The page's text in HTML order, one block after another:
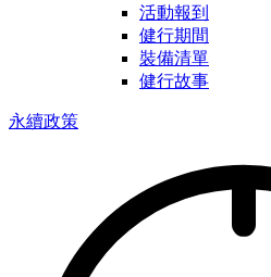
活動報到
健行期間
裝備清單
健行故事
永續政策